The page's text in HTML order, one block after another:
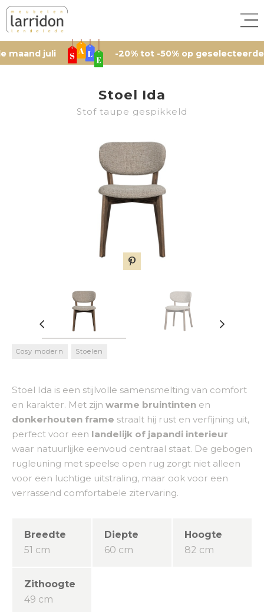
juli -20% tot -50% op geselecteerde
Stoel Ida
Stof taupe gespikkeld
Cosy modern Stoelen
Stoel Ida is een stijlvolle samensmelting van comfort
en karakter. Met zijn warme bruintinten en
donkerhouten frame straalt hij rust en verfijning uit,
perfect voor een landelijk of japandi interieur
waar natuurlijke eenvoud centraal staat. De gebogen
rugleuning met speelse open rug zorgt niet alleen
voor een luchtige uitstraling, maar ook voor een
verrassend comfortabele zitervaring.
Breedte
51 cm
Diepte
60 cm
Hoogte
82 cm
Zithoogte
49 cm